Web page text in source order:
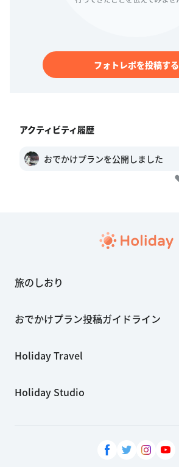
フォトレポを投稿する
アクティビティ履歴
おでかけプランを公開しました
旅のしおり
おでかけプラン投稿ガイドライン
Holiday Travel
Holiday Studio